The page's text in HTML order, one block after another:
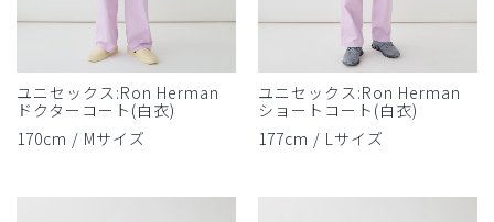
ユニセックス:Ron Herman
ドクターコート(白衣)
170cm / Mサイズ
ユニセックス:Ron Herman
ショートコート(白衣)
177cm / Lサイズ